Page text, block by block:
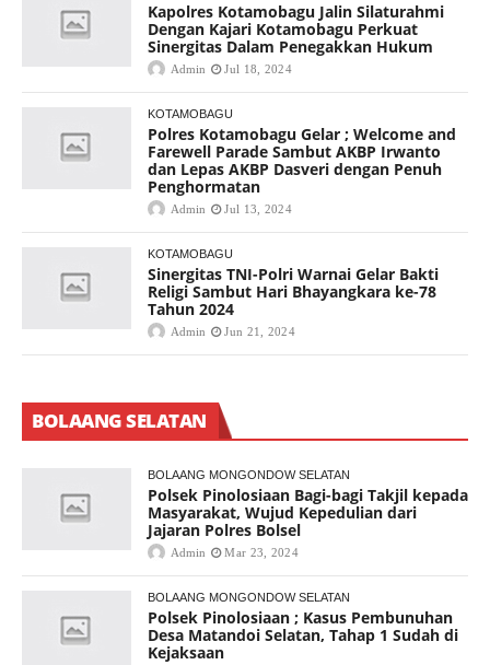
Kapolres Kotamobagu Jalin Silaturahmi
Dengan Kajari Kotamobagu Perkuat
Sinergitas Dalam Penegakkan Hukum
Admin Jul 18, 2024
KOTAMOBAGU
Polres Kotamobagu Gelar ; Welcome and
Farewell Parade Sambut AKBP Irwanto
dan Lepas AKBP Dasveri dengan Penuh
Penghormatan
Admin Jul 13, 2024
KOTAMOBAGU
Sinergitas TNI-Polri Warnai Gelar Bakti
Religi Sambut Hari Bhayangkara ke-78
Tahun 2024
Admin Jun 21, 2024
BOLAANG SELATAN
BOLAANG MONGONDOW SELATAN
Polsek Pinolosiaan Bagi-bagi Takjil kepada
Masyarakat, Wujud Kepedulian dari
Jajaran Polres Bolsel
Admin Mar 23, 2024
BOLAANG MONGONDOW SELATAN
Polsek Pinolosiaan ; Kasus Pembunuhan
Desa Matandoi Selatan, Tahap 1 Sudah di
Kejaksaan